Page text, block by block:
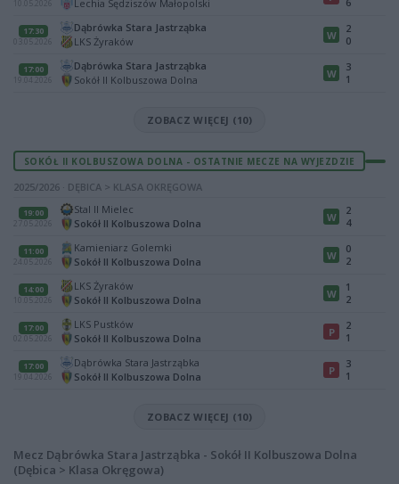
10.05.2026
Lechia Sędziszów Małopolski
17:30
03.05.2026
Dąbrówka Stara Jastrząbka
LKS Żyraków
W
2
0
17:00
19.04.2026
Dąbrówka Stara Jastrząbka
Sokół II Kolbuszowa Dolna
W
3
1
ZOBACZ WIĘCEJ (10)
SOKÓŁ II KOLBUSZOWA DOLNA - OSTATNIE MECZE NA WYJEZDZIE
2025/2026 · DĘBICA > KLASA OKRĘGOWA
19:00
27.05.2026
Stal II Mielec
Sokół II Kolbuszowa Dolna
W
2
4
11:00
24.05.2026
Kamieniarz Golemki
Sokół II Kolbuszowa Dolna
W
0
2
14:00
10.05.2026
LKS Żyraków
Sokół II Kolbuszowa Dolna
W
1
2
17:00
02.05.2026
LKS Pustków
Sokół II Kolbuszowa Dolna
P
2
1
17:00
19.04.2026
Dąbrówka Stara Jastrząbka
Sokół II Kolbuszowa Dolna
P
3
1
ZOBACZ WIĘCEJ (10)
Mecz Dąbrówka Stara Jastrząbka - Sokół II Kolbuszowa Dolna
(Dębica > Klasa Okręgowa)